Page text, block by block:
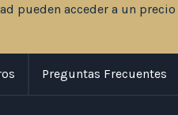
pueden acceder a un
Preguntas Frecuentes